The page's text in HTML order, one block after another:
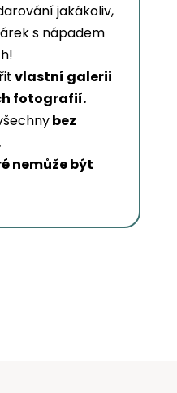
jakákoliv,
s nápadem
vlastní galerii
fotografií.
bez
nemůže být